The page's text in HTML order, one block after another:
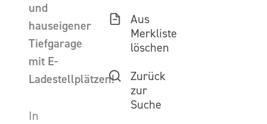
und
hauseigener
Tiefgarage
mit E-
Ladestellplätzen!
In
Aus
Merkliste
löschen
Zurück
zur
Suche